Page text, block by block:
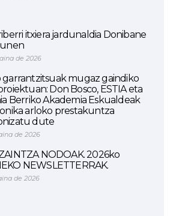
itxiera jardunaldia Donibane
de 2026
garrantzitsuak mugaz gaindiko
Don Bosco, ESTIA eta
Berriko Akademia Eskualdeak
arloko prestakuntza
dute
de 2026
NODOAK. 2026ko
NEWSLETTERRAK.
de 2026